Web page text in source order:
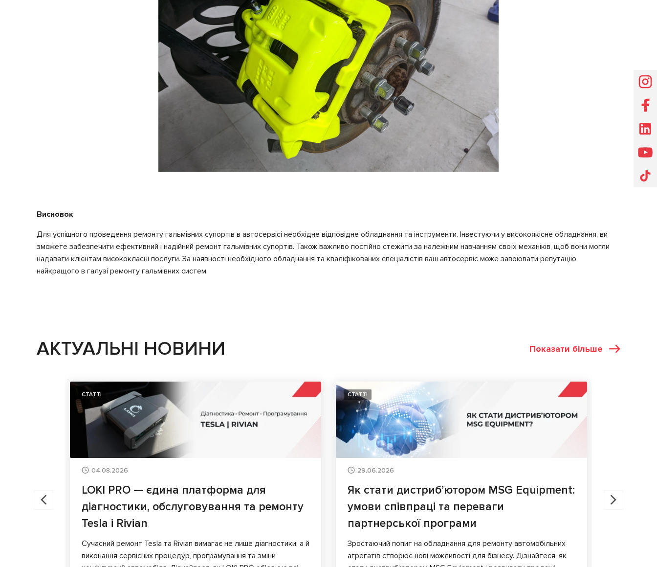
Висновок
Для успішного проведення ремонту гальмівних супортів в автосервісі необхідне відповідне обладнання та інструменти. Інвестуючи у високоякісне обладнання, ви
зможете забезпечити ефективний і надійний ремонт гальмівних супортів. Також важливо постійно стежити за належним навчанням своїх механіків, щоб вони могли
надавати клієнтам висококласні послуги. За наявності необхідного обладнання та кваліфікованих спеціалістів ваш автосервіс може завоювати репутацію
найкращого в галузі ремонту гальмівних систем.
АКТУАЛЬНІ НОВИНИ Показати більше
СТАТТІ
04.08.2026
LOKI PRO — єдина платформа для
діагностики, обслуговування та ремонту
Tesla і Rivian
Сучасний ремонт Tesla та Rivian вимагає не лише діагностики, а й
виконання сервісних процедур, програмування та зміни
СТАТТІ
29.06.2026
Як стати дистриб’ютором MSG Equipment:
умови співпраці та переваги
партнерської програми
Зростаючий попит на обладнання для ремонту автомобільних
агрегатів створює нові можливості для бізнесу. Дізнайтеся, як